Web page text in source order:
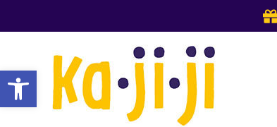
Ouvrir la barre d’outils